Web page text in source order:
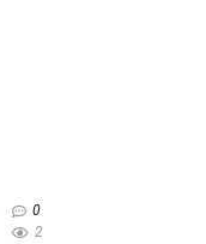
0
2